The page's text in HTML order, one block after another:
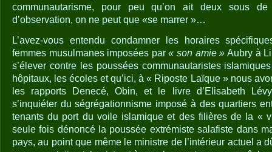
communautarisme, pour peu qu’on ait deux sous
d’observation, on ne peut que «se marrer »…
L’avez-vous entendu condamner les horaires
femmes musulmanes imposées par« son amie » Aubry à
s’élever contre les poussées communautaristes
hôpitaux, les écoles et qu’ici, à « Riposte Laïque » nous
les rapports Denecé, Obin, et le livre d’Elisabeth
s’inquiéter du ségrégationnisme imposé à des quartiers
tenants du port du voile islamique et des filières de la «
seule fois dénoncé la poussée extrémiste salafiste dans
pays, au point que même le ministre de l’intérieur actuel a